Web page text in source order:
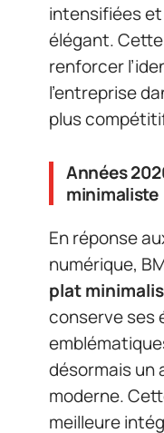
intensifiées
élégant.
renforcer
l’entreprise
plus
Années
minimaliste
En réponse
numérique,
plat
conserve ses
désormais un
moderne.
meilleure